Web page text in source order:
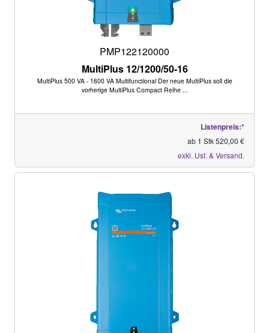
PMP122120000
MultiPlus 12/1200/50-16
MultiPlus 500 VA - 1600 VA Multifunctional Der neue MultiPlus soll die
vorherige MultiPlus Compact Reihe ...
Listenpreis:*
ab 1 Stk 520,00 €
exkl. Ust. & Versand.